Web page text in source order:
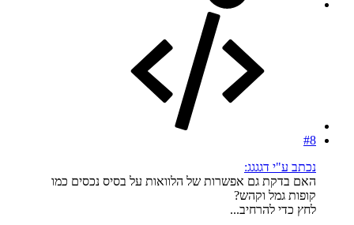
#8
נכתב ע"י דגגגג:
האם בדקת גם אפשרות של הלוואות על בסיס נכסים כמו
קופות גמל וקהש?
לחץ כדי להרחיב...